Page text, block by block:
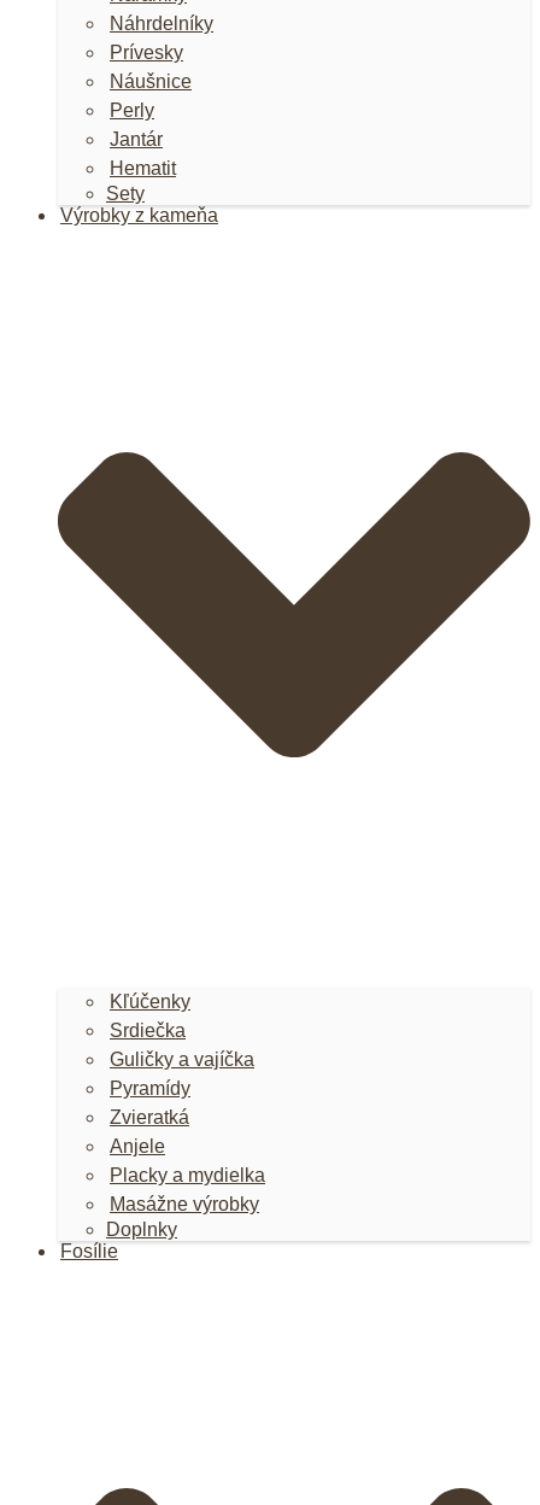
Náhrdelníky
Prívesky
Náušnice
Perly
Jantár
Hematit
Sety
Výrobky z kameňa
Kľúčenky
Srdiečka
Guličky a vajíčka
Pyramídy
Zvieratká
Anjele
Placky a mydielka
Masážne výrobky
Doplnky
Fosílie